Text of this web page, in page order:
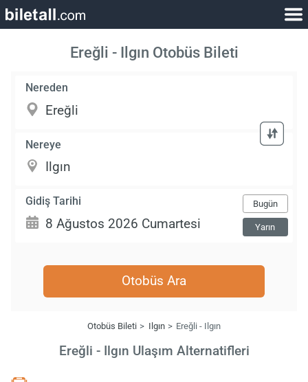
Ereğli - Ilgın Otobüs Bileti
Nereden
Nereye
Gidiş Tarihi Bugün
Yarın
Otobüs Ara
Otobüs Bileti Ilgın Ereğli - Ilgın
Ereğli - Ilgın Ulaşım Alternatifleri